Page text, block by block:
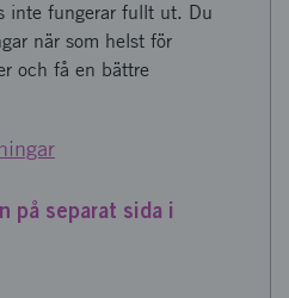
inte fungerar fullt ut. Du
när som helst för
och få en bättre
på separat sida i